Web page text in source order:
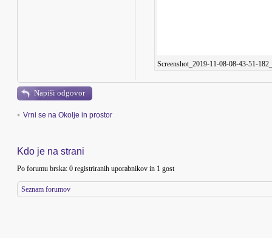
Screenshot_2019-11-08-08-43-51-
Napiši odgovor
Vrni se na Okolje in prostor
Kdo je na strani
Po forumu brska: 0 registriranih uporabnikov in 1 gost
Seznam forumov